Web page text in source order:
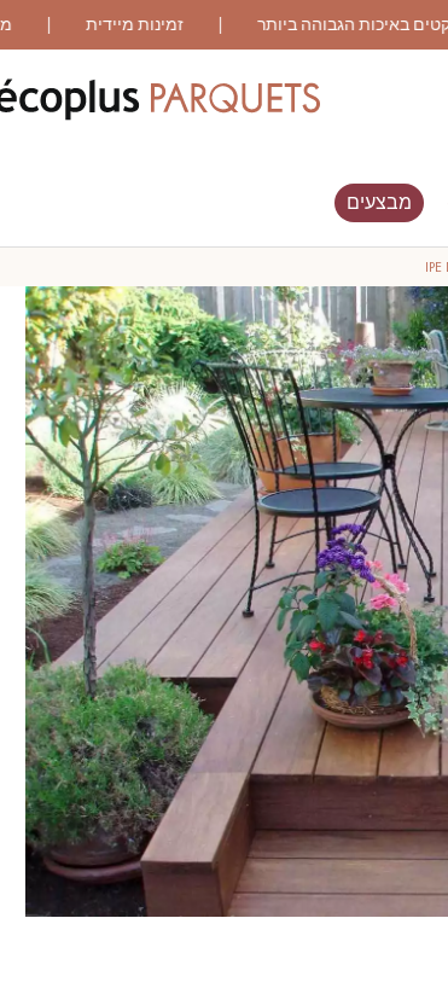
מבצעים
LES PLUS
WOOD VENEER
FLOORING
פרקט עם דפוס
פרקט מיושן פרקט עץ אלון
Our advisors are available at
09-8899140
?יש לכם פרויקט חדש
לרשותכם כדי להדריך אותכם שלב אחר שלב